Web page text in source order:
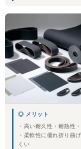
◎ メリット
・高い耐久性・耐熱性
・柔軟性に優れ折り曲
くい